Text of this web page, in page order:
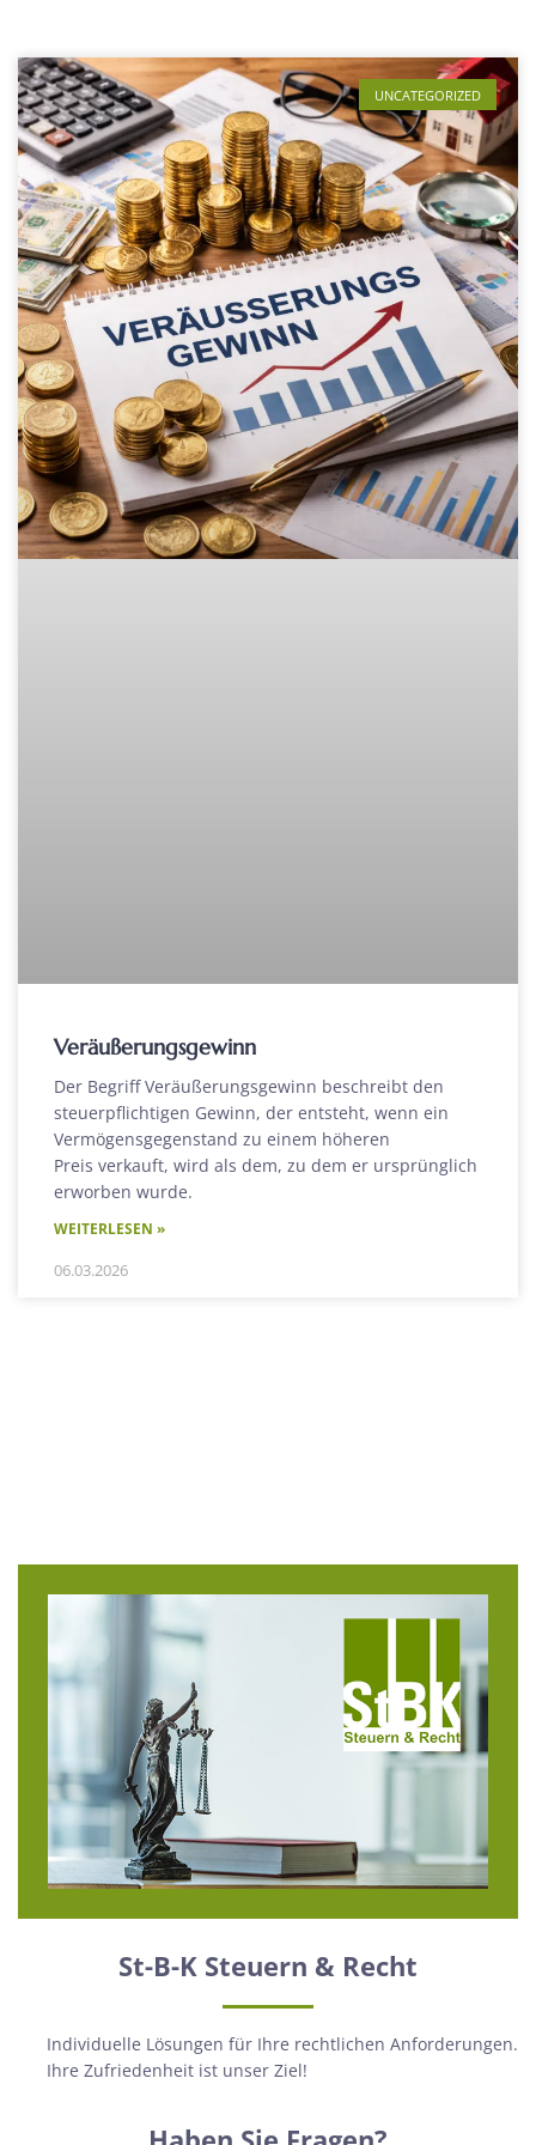
UNCATEGORIZED
Veräußerungsgewinn
Der Begriff Veräußerungsgewinn beschreibt den
steuerpflichtigen Gewinn, der entsteht, wenn ein
Vermögensgegenstand zu einem höheren
Preis verkauft, wird als dem, zu dem er ursprünglich
erworben wurde.
WEITERLESEN »
06.03.2026
St-B-K Steuern & Recht
Individuelle Lösungen für Ihre rechtlichen Anforderungen.
Ihre Zufriedenheit ist unser Ziel!